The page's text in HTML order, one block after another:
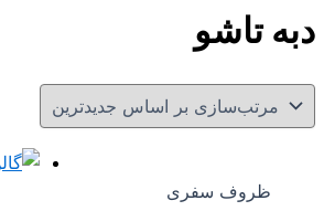
دبه تاشو
ظروف سفری